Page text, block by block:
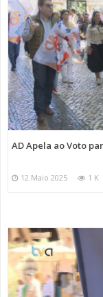
AD Apela ao Voto
12 Maio 2025 1 K